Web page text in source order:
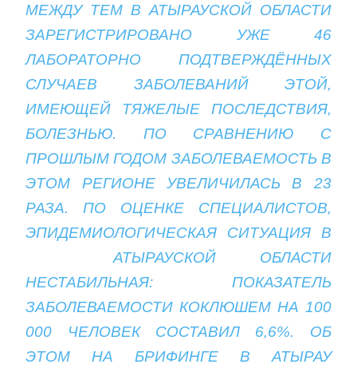
МЕЖДУ ТЕМ В АТЫРАУСКОЙ ОБЛАСТИ
ЗАРЕГИСТРИРОВАНО УЖЕ 46
ЛАБОРАТОРНО ПОДТВЕРЖДЁННЫХ
СЛУЧАЕВ ЗАБОЛЕВАНИЙ ЭТОЙ,
ИМЕЮЩЕЙ ТЯЖЕЛЫЕ ПОСЛЕДСТВИЯ,
БОЛЕЗНЬЮ. ПО СРАВНЕНИЮ С
ПРОШЛЫМ ГОДОМ ЗАБОЛЕВАЕМОСТЬ В
ЭТОМ РЕГИОНЕ УВЕЛИЧИЛАСЬ В 23
РАЗА. ПО ОЦЕНКЕ СПЕЦИАЛИСТОВ,
ЭПИДЕМИОЛОГИЧЕСКАЯ СИТУАЦИЯ В
АТЫРАУСКОЙ ОБЛАСТИ
НЕСТАБИЛЬНАЯ: ПОКАЗАТЕЛЬ
ЗАБОЛЕВАЕМОСТИ КОКЛЮШЕМ НА 100
000 ЧЕЛОВЕК СОСТАВИЛ 6,6%. ОБ
ЭТОМ НА БРИФИНГЕ В АТЫРАУ